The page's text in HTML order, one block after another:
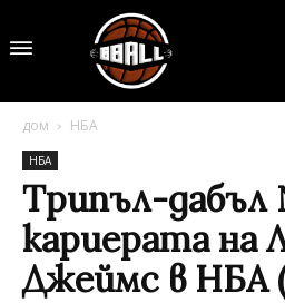
дом НБА
НБА
Трипъл-дабъл
кариерата на
Джеймс в НБА